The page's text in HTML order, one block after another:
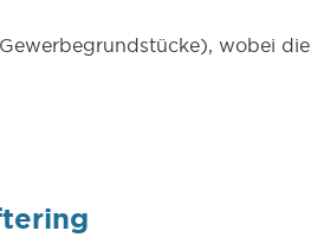
wobei die